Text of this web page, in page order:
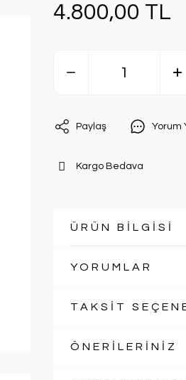
4.800,00 TL
Paylaş Yorum
Kargo Bedava
ÜRÜN BİLGİSİ
YORUMLAR
TAKSİT
ÖNERİLERİNİZ